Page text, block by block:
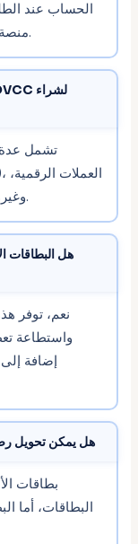
الحساب عند
منصة التحقق لإتمام العملية بسهولة وأمان.
تشمل عدة
ومحافظ مثل Coinbase وBinance وغيرها.
هل البطاقات
نعم، توفر
إضافة
هل يمكن تحويل
بطاقات
البطاقات، أما